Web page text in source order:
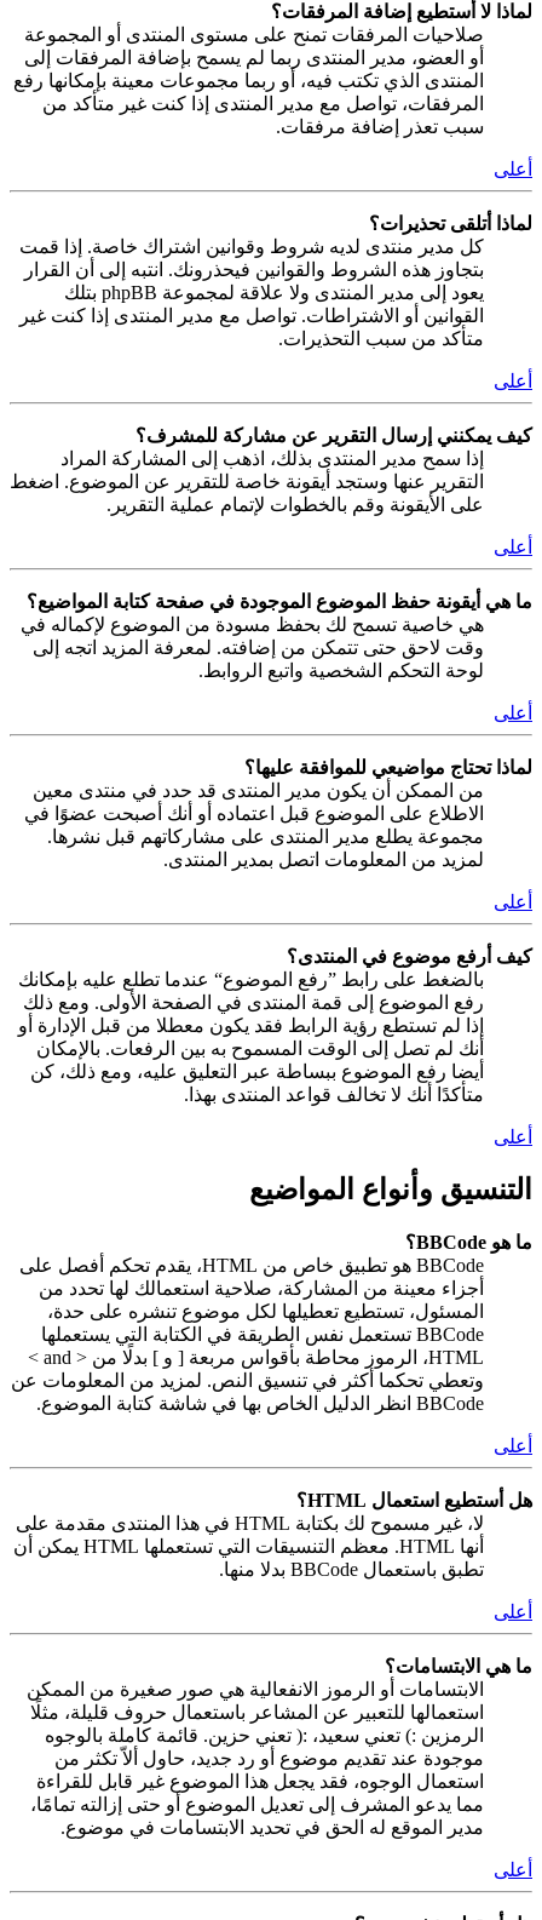
لماذا لا أستطيع إضافة المرفقات؟
صلاحيات المرفقات تمنح على مستوى المنتدى أو المجموعة
أو العضو، مدير المنتدى ربما لم يسمح بإضافة المرفقات إلى
المنتدى الذي تكتب فيه، أو ربما مجموعات معينة بإمكانها رفع
المرفقات، تواصل مع مدير المنتدى إذا كنت غير متأكد من
سبب تعذر إضافة مرفقات.
أعلى
لماذا أتلقى تحذيرات؟
كل مدير منتدى لديه شروط وقوانين اشتراك خاصة. إذا قمت
بتجاوز هذه الشروط والقوانين فيحذرونك. انتبه إلى أن القرار
يعود إلى مدير المنتدى ولا علاقة لمجموعة phpBB بتلك
القوانين أو الاشتراطات. تواصل مع مدير المنتدى إذا كنت غير
متأكد من سبب التحذيرات.
أعلى
كيف يمكنني إرسال التقرير عن مشاركة للمشرف؟
إذا سمح مدير المنتدى بذلك، اذهب إلى المشاركة المراد
التقرير عنها وستجد أيقونة خاصة للتقرير عن الموضوع. اضغط
على الأيقونة وقم بالخطوات لإتمام عملية التقرير.
أعلى
ما هي أيقونة حفظ الموضوع الموجودة في صفحة كتابة المواضيع؟
هي خاصية تسمح لك بحفظ مسودة من الموضوع لإكماله في
وقت لاحق حتى تتمكن من إضافته. لمعرفة المزيد اتجه إلى
لوحة التحكم الشخصية واتبع الروابط.
أعلى
لماذا تحتاج مواضيعي للموافقة عليها؟
من الممكن أن يكون مدير المنتدى قد حدد في منتدى معين
الاطلاع على الموضوع قبل اعتماده أو أنك أصبحت عضوًا في
مجموعة يطلع مدير المنتدى على مشاركاتهم قبل نشرها.
لمزيد من المعلومات اتصل بمدير المنتدى.
أعلى
كيف أرفع موضوع في المنتدى؟
بالضغط على رابط ”رفع الموضوع“ عندما تطلع عليه بإمكانك
رفع الموضوع إلى قمة المنتدى في الصفحة الأولى. ومع ذلك
إذا لم تستطع رؤية الرابط فقد يكون معطلا من قبل الإدارة أو
أنك لم تصل إلى الوقت المسموح به بين الرفعات. بالإمكان
أيضا رفع الموضوع ببساطة عبر التعليق عليه، ومع ذلك، كن
متأكدًا أنك لا تخالف قواعد المنتدى بهذا.
أعلى
التنسيق وأنواع المواضيع
ما هو BBCode؟
BBCode هو تطبيق خاص من HTML، يقدم تحكم أفصل على
أجزاء معينة من المشاركة، صلاحية استعمالك لها تحدد من
المسئول، تستطيع تعطيلها لكل موضوع تنشره على حدة،
BBCode تستعمل نفس الطريقة في الكتابة التي يستعملها
HTML، الرموز محاطة بأقواس مربعة [ و ] بدلًا من < and >
وتعطي تحكما أكثر في تنسيق النص. لمزيد من المعلومات عن
BBCode انظر الدليل الخاص بها في شاشة كتابة الموضوع.
أعلى
هل أستطيع استعمال HTML؟
لا، غير مسموح لك بكتابة HTML في هذا المنتدى مقدمة على
أنها HTML. معظم التنسيقات التي تستعملها HTML يمكن أن
تطبق باستعمال BBCode بدلا منها.
أعلى
ما هي الابتسامات؟
الابتسامات أو الرموز الانفعالية هي صور صغيرة من الممكن
استعمالها للتعبير عن المشاعر باستعمال حروف قليلة، مثلًا
الرمزين :) تعني سعيد، :( تعني حزين. قائمة كاملة بالوجوه
موجودة عند تقديم موضوع أو رد جديد، حاول ألاّ تكثر من
استعمال الوجوه، فقد يجعل هذا الموضوع غير قابل للقراءة
مما يدعو المشرف إلى تعديل الموضوع أو حتى إزالته تمامًا،
مدير الموقع له الحق في تحديد الابتسامات في موضوع.
أعلى